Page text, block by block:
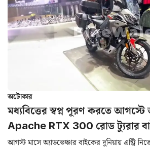
অটোকার
মধ্যবিত্তের স্বপ্ন পূরণ করতে
Apache RTX 300 রোড ট্যুরার
আগস্ট মাসে অ্যাডভেঞ্চার বাইকের দুনিয়ায় এন্ট্রি